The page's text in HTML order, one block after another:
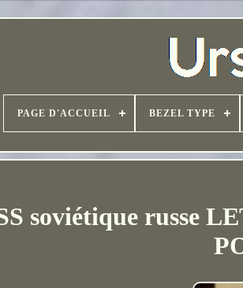
PAGE D'ACCUEIL BEZEL TYPE
soviétique russe